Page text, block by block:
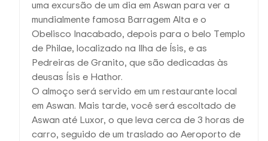
uma excursão de um dia em Aswan para ver a
mundialmente famosa Barragem Alta e o
Obelisco Inacabado, depois para o belo Templo
de Philae, localizado na Ilha de Ísis, e as
Pedreiras de Granito, que são dedicadas às
deusas Ísis e Hathor.
O almoço será servido em um restaurante local
em Aswan. Mais tarde, você será escoltado de
Aswan até Luxor, o que leva cerca de 3 horas de
carro, seguido de um traslado ao Aeroporto de